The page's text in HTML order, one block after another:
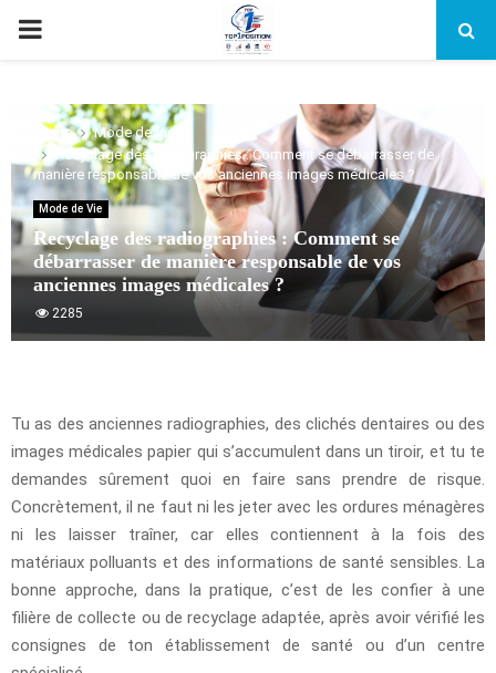
PRIMARY
Home
Mode de Vie
Recyclage des radiographies : Comment se débarrasser de
manière responsable de vos anciennes images médicales ?
Mode de Vie
Recyclage des radiographies : Comment se
débarrasser de manière responsable de vos
anciennes images médicales ?
2285
Tu as des anciennes radiographies, des clichés dentaires ou des
images médicales papier qui s’accumulent dans un tiroir, et tu te
demandes sûrement quoi en faire sans prendre de risque.
Concrètement, il ne faut ni les jeter avec les ordures ménagères
ni les laisser traîner, car elles contiennent à la fois des
matériaux polluants et des informations de santé sensibles. La
bonne approche, dans la pratique, c’est de les confier à une
filière de collecte ou de recyclage adaptée, après avoir vérifié les
consignes de ton établissement de santé ou d’un centre